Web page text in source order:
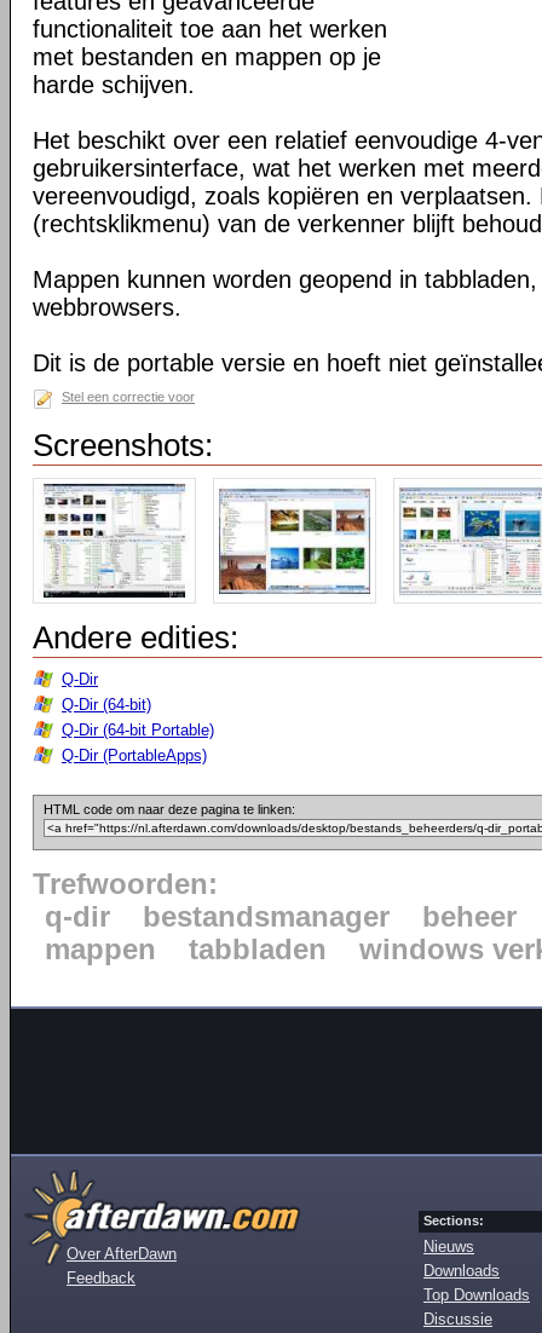
functionaliteit toe aan het werken
met bestanden en mappen op je
harde schijven.
Het beschikt over een relatief eenvoudige 4-
gebruikersinterface, wat het werken met
vereenvoudigd, zoals kopiëren en
(rechtsklikmenu) van de verkenner blijft
Mappen kunnen worden geopend in
webbrowsers.
Dit is de portable versie en hoeft niet
Stel een correctie voor
Screenshots:
Andere edities:
Q-Dir
Q-Dir (64-bit)
Q-Dir (64-bit Portable)
Q-Dir (PortableApps)
HTML code om naar deze pagina te linken:
Trefwoorden:
q-dir
bestandsmanager
beheer
mappen
tabbladen windows
Over AfterDawn
Feedback
Sections:
Nieuws
Downloads
Top Downloads
Discussie